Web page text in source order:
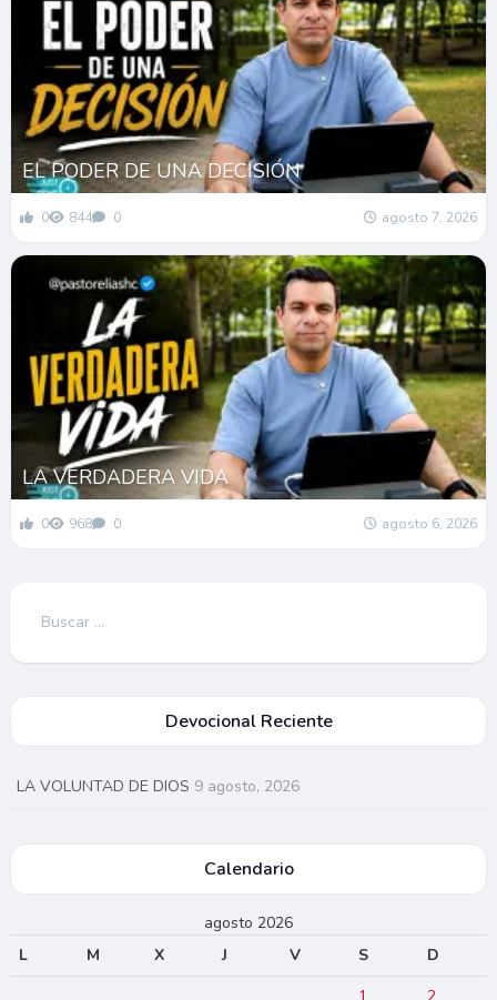
EL PODER DE UNA DECISIÓN
0 844 0 agosto 7, 2026
LA VERDADERA VIDA
0 968 0 agosto 6, 2026
Buscar:
Devocional Reciente
LA VOLUNTAD DE DIOS 9 agosto, 2026
Calendario
agosto 2026
L
M X J V S
D